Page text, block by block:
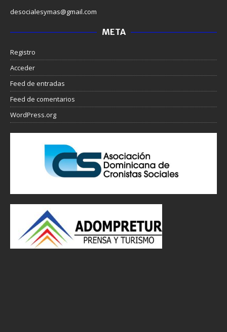
desocialesymas@gmail.com
META
Registro
Acceder
Feed de entradas
Feed de comentarios
WordPress.org